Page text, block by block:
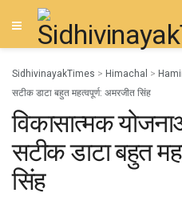
SidhivinayakTimes > Himachal >
सटीक डाटा बहुत महत्वपूर्ण: अमरजीत सिंह
विकासात्मक
सटीक डाटा बहुत
सिंह